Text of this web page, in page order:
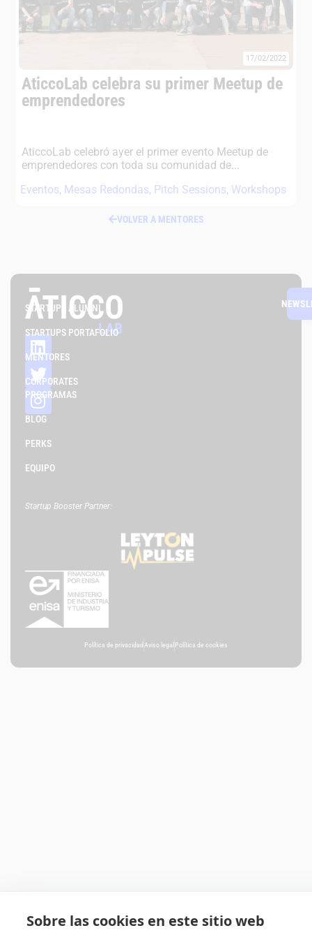
17/02/2022
AticcoLab celebra su primer Meetup de
emprendedores
AticcoLab celebró ayer el primer evento Meetup de
emprendedores con toda su comunidad de...
Eventos, Mesas Redondas, Pitch Sessions, Workshops
VOLVER A MENTORES
STARTUPS ALUMNI
STARTUPS PORTAFOLIO
MENTORES
CORPORATES
PROGRAMAS
BLOG
PERKS
EQUIPO
Startup Booster Partner:
Política de privacidad Aviso legal Política de cookies
Sobre las cookies en este sitio web